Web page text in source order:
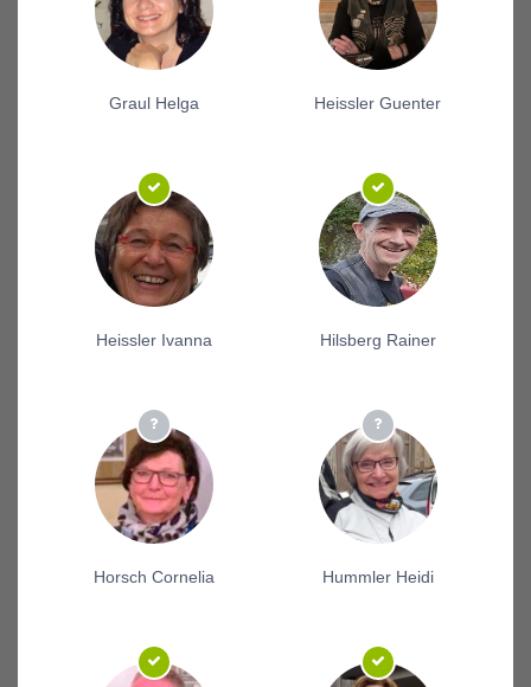
Graul Helga Heissler Guenter
Heissler Ivanna Hilsberg Rainer
Horsch Cornelia Hummler Heidi